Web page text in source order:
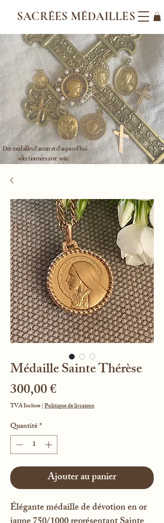
SACRÉES MÉDAILLES
Des médailles d'antan et d'aujourd'hui
sélectionnées avec soin.
Médaille Sainte Thérèse
300,00 €Prix
TVA Incluse|Politique de livraison
Quantité*
Ajouter au panier
Élégante médaille de dévotion en or